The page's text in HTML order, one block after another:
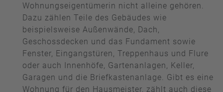
Wohnungseigentümerin nicht alleine gehören.
Dazu zählen Teile des Gebäudes wie
beispielsweise Außenwände, Dach,
Geschossdecken und das Fundament sowie
Fenster, Eingangstüren, Treppenhaus und Flure
oder auch Innenhöfe, Gartenanlagen, Keller,
Garagen und die Briefkastenanlage. Gibt es eine
Wohnung für den Hausmeister, zählt auch diese